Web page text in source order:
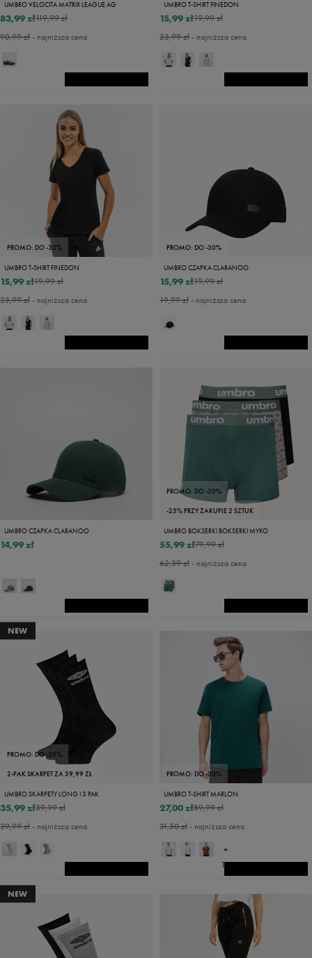
UMBRO VELOCITA MATRIX LEAGUE AG
119,99 zł
83,99 zł
90,99 zł- najniższa cena
UMBRO T-SHIRT FINEDON
19,99 zł
15,99 zł
23,99 zł- najniższa cena
PROMO: DO -30%
UMBRO T-SHIRT FINEDON
19,99 zł
15,99 zł
23,99 zł- najniższa cena
PROMO: DO -30%
UMBRO CZAPKA CLARANOO
19,99 zł
15,99 zł
19,99 zł- najniższa cena
UMBRO CZAPKA CLARANOO
14,99 zł
PROMO: DO -30%
-25% PRZY ZAKUPIE 2 SZTUK
UMBRO BOKSERKI BOKSERKI MYKO
79,99 zł
55,99 zł
62,39 zł- najniższa cena
NEW
PROMO: DO -30%
2-PAK SKARPET ZA 39,99 ZŁ
UMBRO SKARPETY LONG I 3 PAK
39,99 zł
35,99 zł
39,99 zł- najniższa cena
PROMO: DO -30%
UMBRO T-SHIRT MARLON
89,99 zł
27,00 zł
31,50 zł- najniższa cena
+
14
NEW